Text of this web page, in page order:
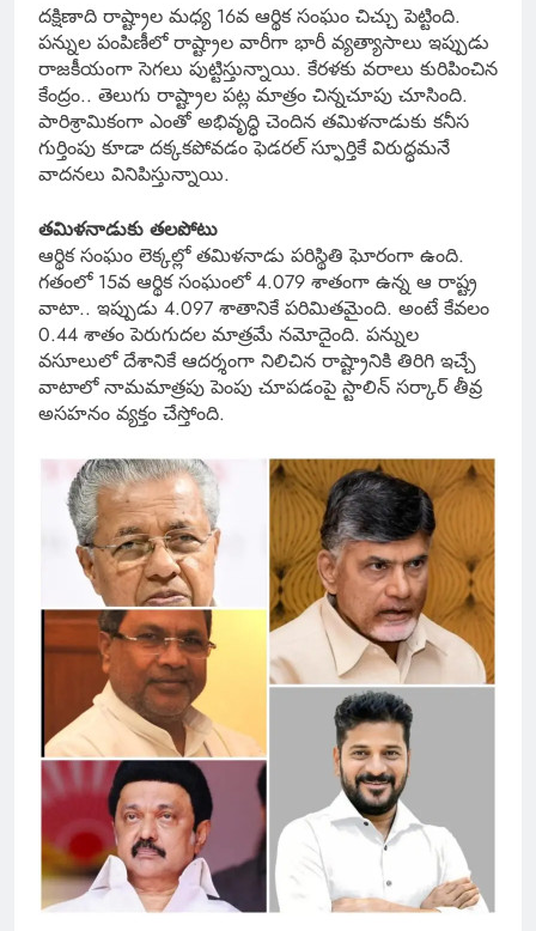
దక్షిణాది రాష్ట్రాల మధ్య 16వ ఆర్థిక సంఘం చిచ్చు పెట్టింది.
పన్నుల పంపిణీలో రాష్ట్రాల వారీగా భారీ వ్యత్యాసాలు ఇప్పుడు
రాజకీయంగా సెగలు పుట్టిస్తున్నాయి. కేరళకు వరాలు కురిపించిన
కేంద్రం.. తెలుగు రాష్ట్రాల పట్ల మాత్రం చిన్నచూపు చూసింది.
పారిశ్రామికంగా ఎంతో అభివృద్ధి చెందిన తమిళనాడుకు కనీస
గుర్తింపు కూడా దక్కకపోవడం ఫెడరల్ స్ఫూర్తికే విరుద్ధమనే
వాదనలు వినిపిస్తున్నాయి.
తమిళనాడుకు తలపోటు
ఆర్థిక సంఘం లెక్కల్లో తమిళనాడు పరిస్థితి ఘోరంగా ఉంది.
గతంలో 15వ ఆర్థిక సంఘంలో 4.079 శాతంగా ఉన్న ఆ రాష్ట్ర
వాటా.. ఇప్పుడు 4.097 శాతానికే పరిమితమైంది. అంటే కేవలం
0.44 శాతం పెరుగుదల మాత్రమే నమోదైంది. పన్నుల
వసూలులో దేశానికే ఆదర్శంగా నిలిచిన రాష్ట్రానికి తిరిగి ఇచ్చే
వాటాలో నామమాత్రపు పెంపు చూపడంపై స్టాలిన్ సర్కార్ తీవ్ర
అసహనం వ్యక్తం చేస్తోంది.